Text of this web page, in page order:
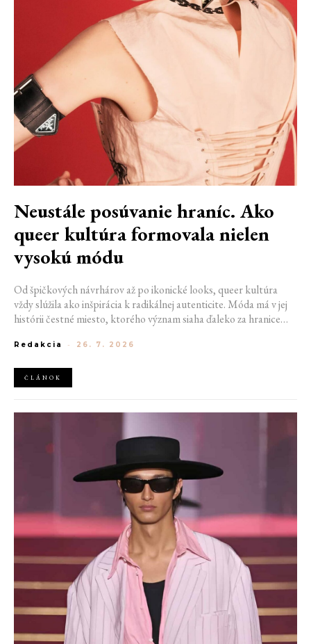
Neustále posúvanie hraníc. Ako
queer kultúra formovala nielen
vysokú módu
Od špičkových návrhárov až po ikonické looks, queer kultúra
vždy slúžila ako inšpirácia k radikálnej autenticite. Móda má v jej
histórii čestné miesto, ktorého význam siaha ďaleko za hranice
postihom a nebezpečenstvu, fungovalo práve oblečenie ako tichý
jeden druhého a vďaka veľkolepej ballroom scéne mali aj ľudia na
okraji spoločnosti priestor zažiariť na mólach. Ako sa queer
Redakcia - 26. 7. 2026
ČLÁNOK